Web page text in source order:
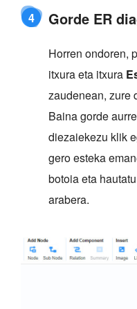
4 Gorde ER
Horren ondoren,
itxura eta itxura
zaudenean, zure
Baina gorde
diezaiekezu klik
gero esteka
botoia eta
arabera.